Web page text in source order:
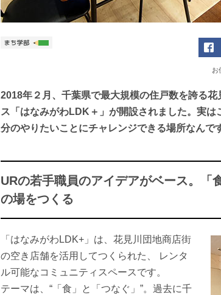
お
2018年２月、千葉県で最大規模の住戸数を誇る
ス「はなみがわLDK＋」が開設されました。実
分のやりたいことにチャレンジできる場所なんで
URの若手職員のアイデアがベース。「
の場をつくる
「はなみがわLDK+」は、花見川団地商店街
の空き店舗を活用してつくられた、 レンタ
ル可能なコミュニティスペースです。
テーマは、“「食」と「つなぐ」”。過去に千